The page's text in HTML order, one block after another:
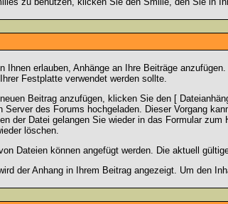
Ihnen erlauben, Anhänge an Ihre Beiträge
Festplatte verwendet werden sollte.
Beitrag anzufügen, klicken Sie den [
Server des Forums hochgeladen. Dieser Vorgang
der Datei gelangen Sie wieder in das Formular
löschen.
Dateien können angefügt werden. Die aktuell
der Anhang in Ihrem Beitrag angezeigt. Um den